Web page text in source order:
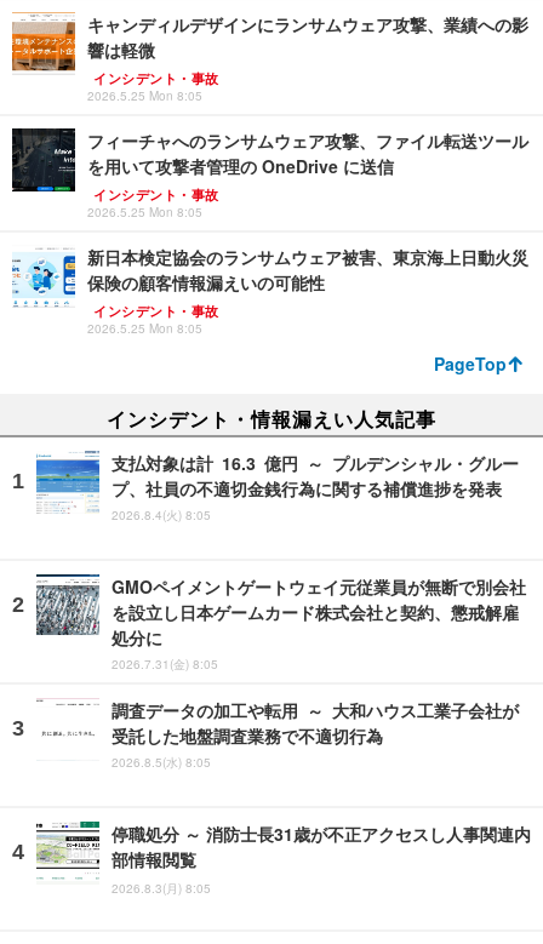
キャンディルデザインにランサムウェア攻撃、業績への影
響は軽微
インシデント・事故
2026.5.25 Mon 8:05
フィーチャへのランサムウェア攻撃、ファイル転送ツール
を用いて攻撃者管理の OneDrive に送信
インシデント・事故
2026.5.25 Mon 8:05
新日本検定協会のランサムウェア被害、東京海上日動火災
保険の顧客情報漏えいの可能性
インシデント・事故
2026.5.25 Mon 8:05
PageTop
インシデント・情報漏えい人気記事
支払対象は計 16.3 億円 ～ プルデンシャル・グルー
プ、社員の不適切金銭行為に関する補償進捗を発表
2026.8.4(火) 8:05
GMOペイメントゲートウェイ元従業員が無断で別会社
を設立し日本ゲームカード株式会社と契約、懲戒解雇
処分に
2026.7.31(金) 8:05
調査データの加工や転用 ～ 大和ハウス工業子会社が
受託した地盤調査業務で不適切行為
2026.8.5(水) 8:05
停職処分 ～ 消防士長31歳が不正アクセスし人事関連内
部情報閲覧
2026.8.3(月) 8:05